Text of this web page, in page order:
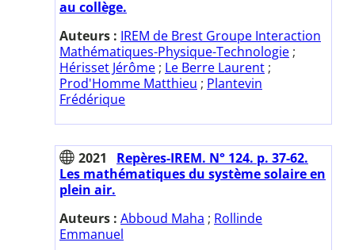
au collège.
Auteurs : IREM de Brest Groupe Interaction
Mathématiques-Physique-Technologie ;
Hérisset Jérôme ; Le Berre Laurent ;
Prod'Homme Matthieu ; Plantevin
Frédérique
2021
Repères-IREM. N° 124. p. 37-62.
Les mathématiques du système solaire en
plein air.
Auteurs : Abboud Maha ; Rollinde
Emmanuel